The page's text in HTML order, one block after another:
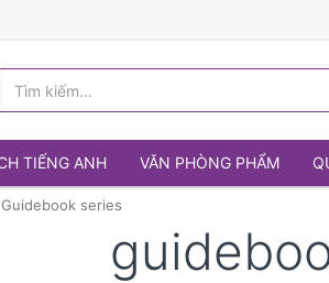
TIẾNG ANH VĂN PHÒNG PHẨM
Guidebook series